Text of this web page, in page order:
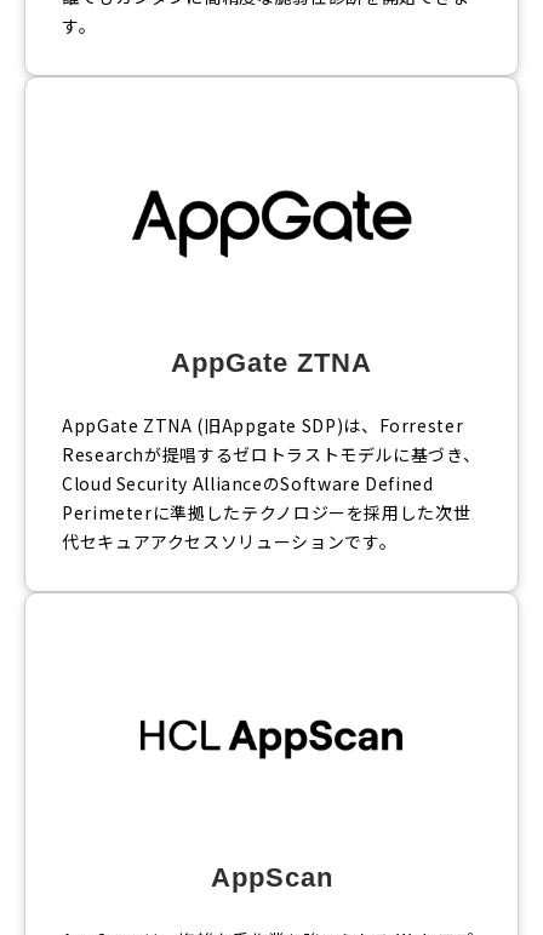
す。
AppGate ZTNA
AppGate ZTNA (旧Appgate SDP)は、Forrester
Researchが提唱するゼロトラストモデルに基づき、
Cloud Security AllianceのSoftware Defined
Perimeterに準拠したテクノロジーを採用した次世
代セキュアアクセスソリューションです。
AppScan